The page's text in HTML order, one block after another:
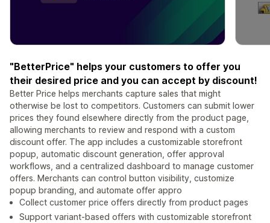
"BetterPrice" helps your customers to offer you
their desired price and you can accept by discount!
Better Price helps merchants capture sales that might
otherwise be lost to competitors. Customers can submit lower
prices they found elsewhere directly from the product page,
allowing merchants to review and respond with a custom
discount offer. The app includes a customizable storefront
popup, automatic discount generation, offer approval
workflows, and a centralized dashboard to manage customer
offers. Merchants can control button visibility, customize
popup branding, and automate offer appro
Collect customer price offers directly from product pages
Support variant-based offers with customizable storefront